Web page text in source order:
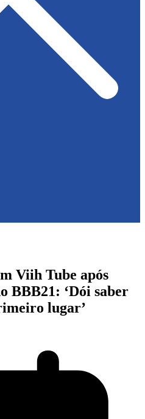
Viih Tube após
BBB21: ‘Dói saber
lugar’